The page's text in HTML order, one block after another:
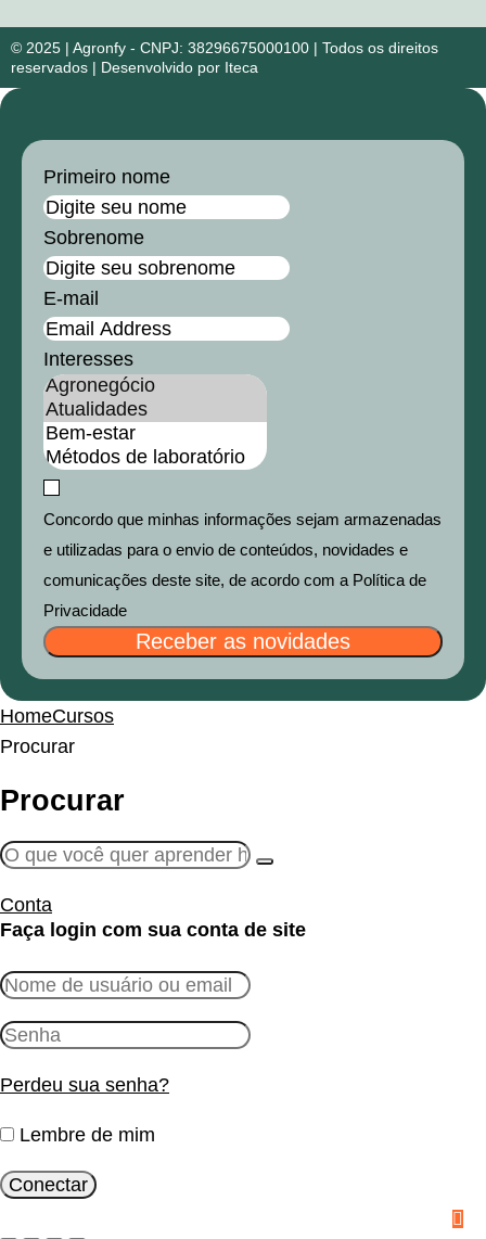
© 2025 | Agronfy - CNPJ: 38296675000100 | Todos os direitos
reservados | Desenvolvido por Iteca
Primeiro nome
Sobrenome
E-mail
Interesses
Concordo que minhas informações sejam armazenadas
e utilizadas para o envio de conteúdos, novidades e
comunicações deste site, de acordo com a Política de
Privacidade
Receber as novidades
HomeCursos
Procurar
Procurar
Conta
Faça login com sua conta de site
Perdeu sua senha?
Lembre de mim